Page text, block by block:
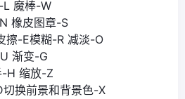
魔棒-W
橡皮图章-S
擦-E模糊-R 减淡-O
渐变-G
-H 缩放-Z
换前景和背景色-X